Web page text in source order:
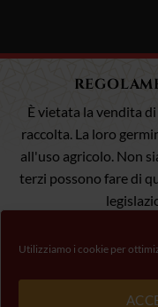
Utilizziamo i cookie per
È vietata la vendita
raccolta. La loro
all'uso agricolo. Non
terzi possono fare di
Pagamento